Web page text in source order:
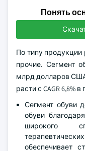
Понять
По типу продукции
прочие. Сегмент
млрд долларов США
расти с CAGR 6,8%
Сегмент обуви
обуви
широкого
обеспечивает